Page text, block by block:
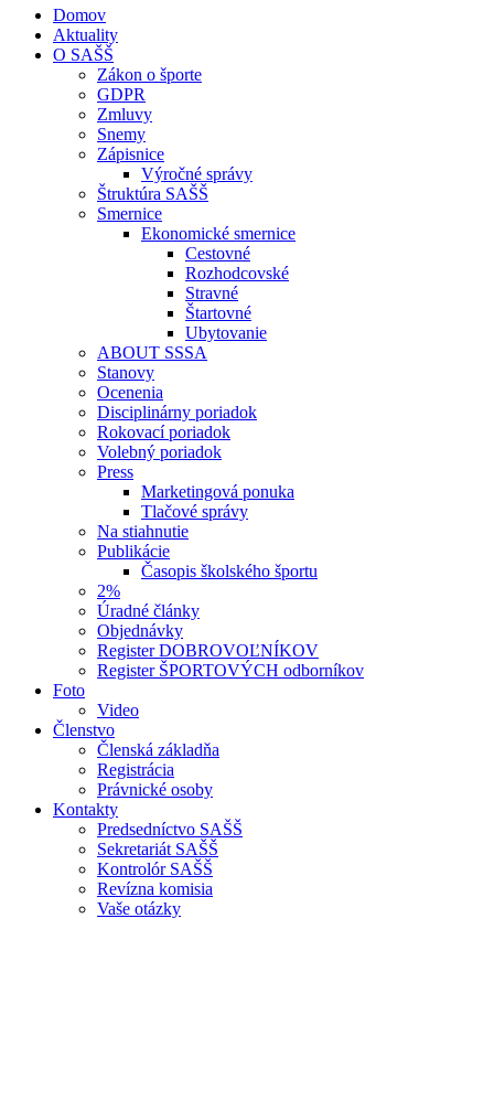
Domov
Aktuality
O SAŠŠ
Zákon o športe
GDPR
Zmluvy
Snemy
Zápisnice
Výročné správy
Štruktúra SAŠŠ
Smernice
Ekonomické smernice
Cestovné
Rozhodcovské
Stravné
Štartovné
Ubytovanie
ABOUT SSSA
Stanovy
Ocenenia
Disciplinárny poriadok
Rokovací poriadok
Volebný poriadok
Press
Marketingová ponuka
Tlačové správy
Na stiahnutie
Publikácie
Časopis školského športu
2%
Úradné články
Objednávky
Register DOBROVOĽNÍKOV
Register ŠPORTOVÝCH odborníkov
Foto
Video
Členstvo
Členská základňa
Registrácia
Právnické osoby
Kontakty
Predsedníctvo SAŠŠ
Sekretariát SAŠŠ
Kontrolór SAŠŠ
Revízna komisia
Vaše otázky